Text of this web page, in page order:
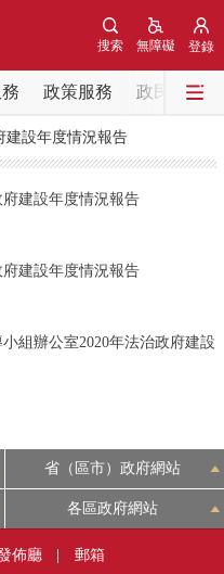
登錄
無障礙
搜索
政策服務 政民互動
訊 中央部委動態
部門動態
回應關切
建設年度情況報告
建設年度情況報告
建設年度情況報告
組辦公室2020年法治政府建設
省（區市）政府網站
各區政府網站
佈廳 郵箱